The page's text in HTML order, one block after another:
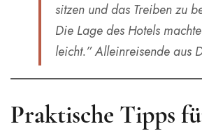
sitzen und das Treiben zu
Die Lage des Hotels
leicht.”Alleinreisende aus
Praktische Tipps